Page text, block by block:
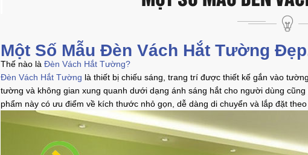
Một Số Mẫu Đèn Vách Hắt Tường
Thế nào là Đèn Vách Hắt Tường?
Đèn Vách Hắt Tường là thiết bị chiếu sáng, trang trí được thiết kế gắn vào
tường và không gian xung quanh dưới dạng ánh sáng hắt cho người dùng
phẩm này có ưu điểm về kích thước nhỏ gọn, dễ dàng di chuyển và lắp đặt theo